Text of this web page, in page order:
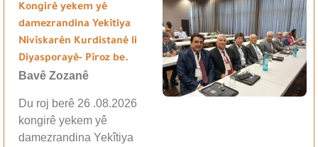
Kongirê yekem yê
damezrandina Yekîtiya
Nivîskarên Kurdistanê li
Diyasporayê- Pîroz be.
Bavê Zozanê
Du roj berê 26 .08.2026
kongirê yekem yê
damezrandina Yekîtiya